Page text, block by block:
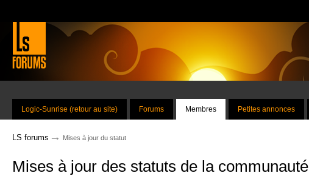
Logic-Sunrise (retour au site) Forums Membres Petites annonces
LS forums → Mises à jour du statut
Mises à jour des statuts de la communauté